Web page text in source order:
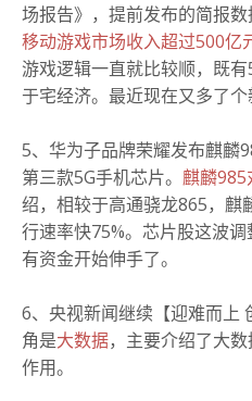
场报告》，提前发布的简报数
移动游戏市场收入超过500亿
游戏逻辑一直就比较顺，既
于宅经济。最近现在又多了个
5、华为子品牌荣耀发布麒麟
第三款5G手机芯片。 麒麟
绍，相较于高通骁龙865，麒
行速率快75%。芯片股这波
有资金开始伸手了。
6、央视新闻继续【迎难而上
角是大数据，主要介绍了大
作用。